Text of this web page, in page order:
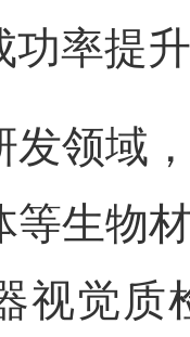
功率提
发领域
等生物
视觉质